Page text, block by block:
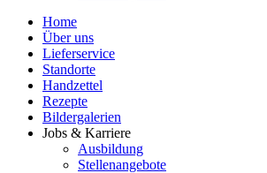
Home
Über uns
Lieferservice
Standorte
Handzettel
Rezepte
Bildergalerien
Jobs & Karriere
Ausbildung
Stellenangebote